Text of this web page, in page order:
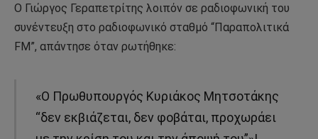
Ο Γιώργος Γεραπετρίτης λοιπόν σε ραδιοφωνική του
συνέντευξη στο ραδιοφωνικό σταθμό “Παραπολιτικά
FM”, απάντησε όταν ρωτήθηκε:
«O Πρωθυπουργός Κυριάκος Μητσοτάκης
“δεν εκβιάζεται, δεν φοβάται, προχωράει